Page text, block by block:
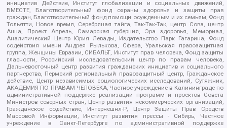
инициатив Действие, Институт глобализации и социальных движений,
ВМЕСТЕ, Благотворительный фонд охраны здоровья и защиты прав
граждан, Благотворительный фонд помощи осужденным и их семьям, Фонд
Тольятти, Новое время, Серебряная тайга, Так-Так-Так, центр Сова, центр
Анна, Проект Апрель, Самарская губерния, Эра здоровья, Мемориал,
Аналитический Центр Юрия Левады, Издательство Парк Гагарина, Фонд
содействия имени Андрея Рылькова, Сфера, Уральская правозащитная
группа, Женщины Евразии, СИБАЛЬТ, Институт прав человека, Фонд защиты
гласности, Российский исследовательский центр по правам человека,
Дальневосточный центр развития гражданских инициатив и социального
партнерства, Пермский региональный правозащитный центр, Гражданское
действие, Центр независимых социологических исследований, Сутяжник,
АКАДЕМИЯ ПО ПРАВАМ ЧЕЛОВЕКА, Частное учреждение в Калининграде по
административной поддержке реализации программ и проектов Совета
Министров северных стран, Центр развития некоммерческих организаций,
Гражданское содействие, Интернешнл-Р, Центр Защиты Прав Средств
Массовой Информации, Институт развития прессы - Сибирь, Частное
учреждение в Санкт-Петербурге по административной поддержке